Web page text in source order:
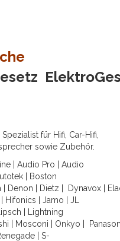
für Hifi, Car-Hifi,
sowie Zubehör.
| Audio Pro
Audio
Boston
Denon Dietz Dynavox
Hifonics Jamo
JL
Lightning
Mosconi Onkyo
| S-